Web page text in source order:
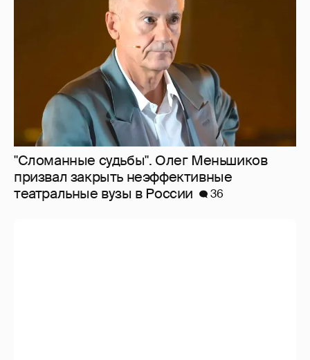
"Сломанные судьбы". Олег Меньшиков
призвал закрыть неэффективные
театральные вузы в России
36